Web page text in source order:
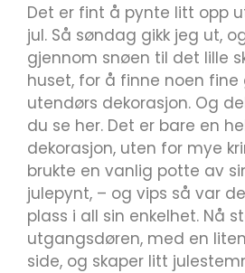
Det er fint å pynte litt opp
jul. Så søndag gikk jeg ut,
gjennom snøen til det lille
huset, for å finne noen fine
utendørs dekorasjon. Og
du se her. Det er bare en
dekorasjon, uten for mye
brukte en vanlig potte av
julepynt, – og vips så var
plass i all sin enkelhet. Nå
utgangsdøren, med en
side, og skaper litt